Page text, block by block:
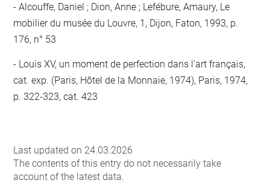
Alcouffe, Daniel ; Dion, Anne ; Lefébure, Amaury, Le
mobilier du musée du Louvre, 1, Dijon, Faton, 1993, p.
176, n° 53
Louis XV, un moment de perfection dans l'art français,
cat. exp. (Paris, Hôtel de la Monnaie, 1974), Paris, 1974,
p. 322-323, cat. 423
Last updated on 24.03.2026
The contents of this entry do not necessarily take
account of the latest data.